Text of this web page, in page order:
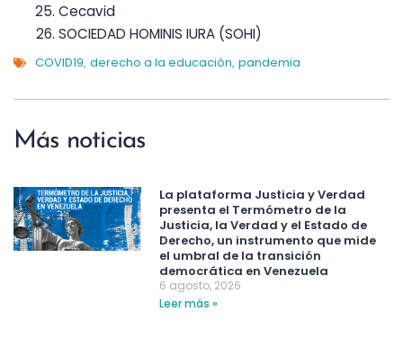
Cecavid
SOCIEDAD HOMINIS IURA (SOHI)
COVID19, derecho a la educación, pandemia
Más noticias
La plataforma Justicia y Verdad
presenta el Termómetro de la
Justicia, la Verdad y el Estado de
Derecho, un instrumento que mide
el umbral de la transición
democrática en Venezuela
6 agosto, 2026
Leer más »